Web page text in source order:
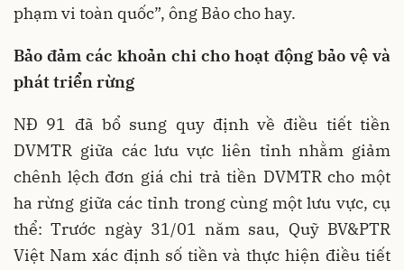
phạm vi toàn quốc”, ông Bảo cho hay.
Bảo đảm các khoản chi cho hoạt động bảo vệ và
phát triển rừng
NĐ 91 đã bổ sung quy định về điều tiết tiền
DVMTR giữa các lưu vực liên tỉnh nhằm giảm
chênh lệch đơn giá chi trả tiền DVMTR cho một
ha rừng giữa các tỉnh trong cùng một lưu vực, cụ
thể: Trước ngày 31/01 năm sau, Quỹ BV&PTR
Việt Nam xác định số tiền và thực hiện điều tiết